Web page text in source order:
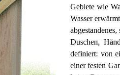
Gebiete wie
Wasser
Duschen,
definiert: von
einer festen